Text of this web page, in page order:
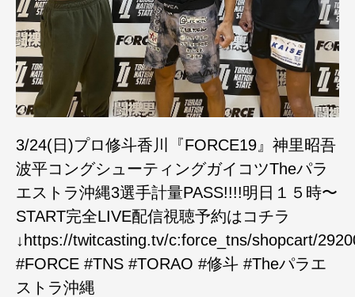
3/24(日)プロ修斗香川『FORCE19』神里昭吾
波平コングシューティングガイコツTheパラ
エストラ沖縄3選手計量PASS!!!!明日１５時〜
START完全LIVE配信視聴予約はコチラ
↓https://twitcasting.tv/c:force_tns/shopcart/
#FORCE #TNS #TORAO #修斗 #Theパラエ
ストラ沖縄